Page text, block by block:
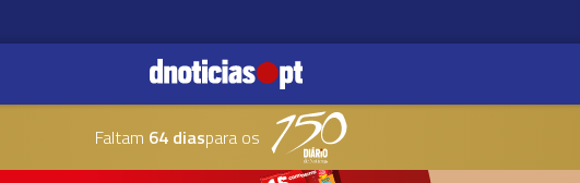
Faltam 64 diaspara os